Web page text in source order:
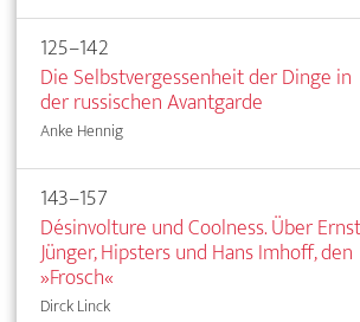
125–142
Die Selbstvergessenheit der Dinge in
der russischen Avantgarde
Anke Hennig
143–157
Désinvolture und Coolness. Über Ernst
Jünger, Hipsters und Hans Imhoff, den
»Frosch«
Dirck Linck